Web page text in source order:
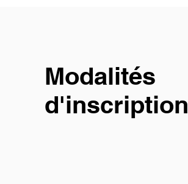
Modalités
d'inscription